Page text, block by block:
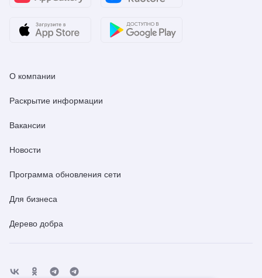
О компании
Раскрытие информации
Вакансии
Новости
Программа обновления сети
Для бизнеса
Дерево добра